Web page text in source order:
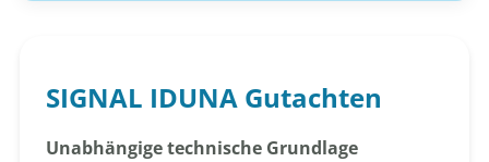
SIGNAL IDUNA Gutachten
Unabhängige technische Grundlage